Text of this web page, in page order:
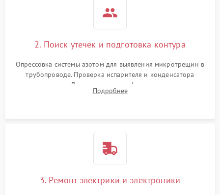
2. Поиск утечек и подготовка контура
Опрессовка системы азотом для выявления микротрещин в
трубопроводе. Проверка испарителя и конденсатора
течеискателем. Демонтаж старого фильтра-осушителя и
продувка капиллярной трубки для устранения засоров.
Подробнее
3. Ремонт электрики и электроники